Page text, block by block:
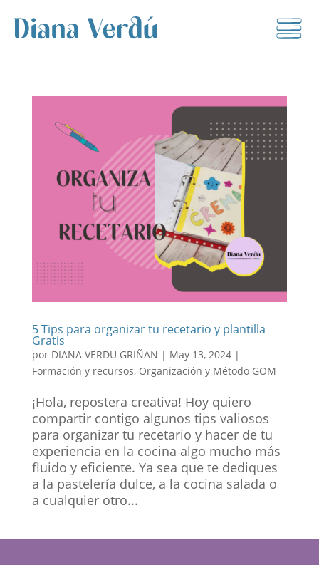
5 Tips para organizar tu recetario y plantilla
Gratis
por DIANA VERDU GRIÑAN | May 13, 2024|
Formación y recursos, Organización y Método GOM
¡Hola, repostera creativa! Hoy quiero
compartir contigo algunos tips valiosos
para organizar tu recetario y hacer de tu
experiencia en la cocina algo mucho más
fluido y eficiente. Ya sea que te dediques
a la pastelería dulce, a la cocina salada o
a cualquier otro...